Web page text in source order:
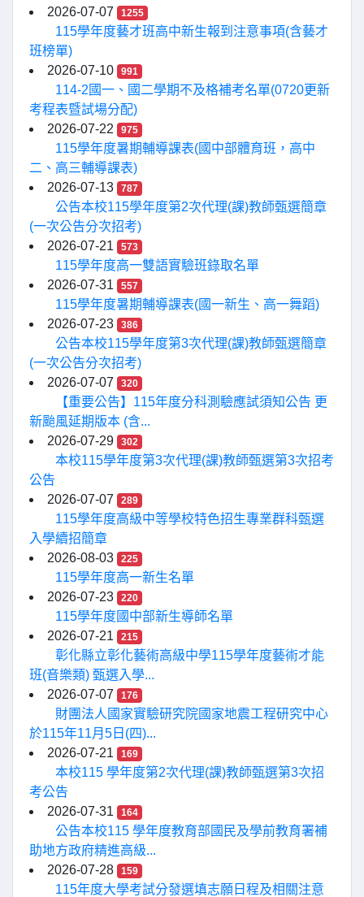
2026-07-07
1255
115學年度藝才班高中新生報到注意事項(含藝才
班榜單)
2026-07-10
991
114-2國一、國二學期不及格補考名單(0720更新
考程表暨試場分配)
2026-07-22
975
115學年度暑期輔導課表(國中部體育班，高中
二、高三輔導課表)
2026-07-13
787
公告本校115學年度第2次代理(課)教師甄選簡章
(一次公告分次招考)
2026-07-21
573
115學年度高一雙語實驗班錄取名單
2026-07-31
557
115學年度暑期輔導課表(國一新生、高一舞蹈)
2026-07-23
386
公告本校115學年度第3次代理(課)教師甄選簡章
(一次公告分次招考)
2026-07-07
320
【重要公告】115年度分科測驗應試須知公告 更
新颱風延期版本 (含...
2026-07-29
302
本校115學年度第3次代理(課)教師甄選第3次招考
公告
2026-07-07
289
115學年度高級中等學校特色招生專業群科甄選
入學續招簡章
2026-08-03
225
115學年度高一新生名單
2026-07-23
220
115學年度國中部新生導師名單
2026-07-21
215
彰化縣立彰化藝術高級中學115學年度藝術才能
班(音樂類) 甄選入學...
2026-07-07
176
財團法人國家實驗研究院國家地震工程研究中心
於115年11月5日(四)...
2026-07-21
169
本校115 學年度第2次代理(課)教師甄選第3次招
考公告
2026-07-31
164
公告本校115 學年度教育部國民及學前教育署補
助地方政府精進高級...
2026-07-28
159
115年度大學考試分發選填志願日程及相關注意